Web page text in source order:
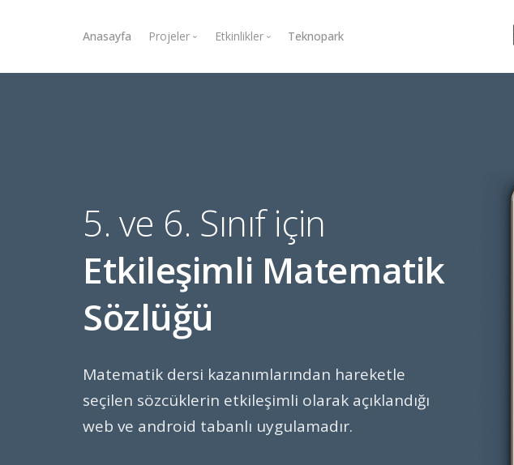
Anasayfa Projeler
e-Seçmen & e-Sandık
Etkinlikler Teknopark
5. ve 6. Sınıf için
Etkileşimli Matematik
Sözlüğü
Matematik dersi kazanımlarından hareketle
seçilen sözcüklerin etkileşimli olarak açıklandığı
web ve android tabanlı uygulamadır.